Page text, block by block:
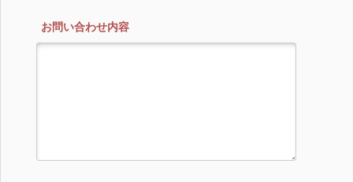
お問い合わせ内容